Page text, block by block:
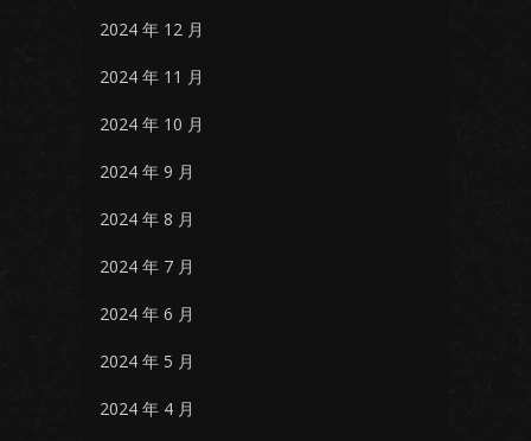
2024 年 12 月
2024 年 11 月
2024 年 10 月
2024 年 9 月
2024 年 8 月
2024 年 7 月
2024 年 6 月
2024 年 5 月
2024 年 4 月